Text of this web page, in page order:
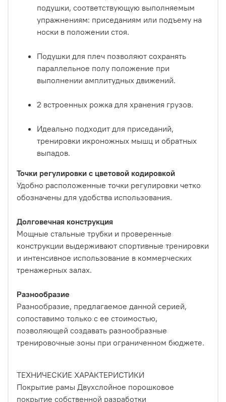
подушки, соответствующую выполняемым
упражнениям: приседаниям или подъему на
носки в положении стоя.
Подушки для плеч позволяют сохранять
параллельное полу положение при
выполнении амплитудных движений.
2 встроенных рожка для хранения грузов.
Идеально подходит для приседаний,
тренировки икроножных мышц и обратных
выпадов.
Точки регулировки с цветовой кодировкой
Удобно расположенные точки регулировки четко
обозначены для удобства использования.
Долговечная конструкция
Мощные стальные трубки и проверенные
конструкции выдерживают спортивные тренировки
и интенсивное использование в коммерческих
тренажерных залах.
Разнообразие
Разнообразие, предлагаемое данной серией,
сопоставимо только с ее стоимостью,
позволяющей создавать разнообразные
тренировочные зоны при ограниченном бюджете.
ТЕХНИЧЕСКИЕ ХАРАКТЕРИСТИКИ
Покрытие рамы Двухслойное порошковое
покрытие собственной разработки